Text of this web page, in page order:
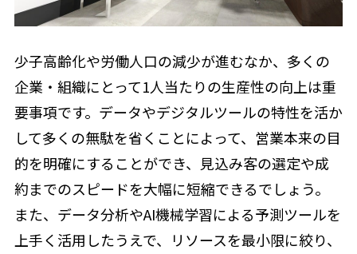
少子高齢化や労働人口の減少が進むなか、多くの
企業・組織にとって1人当たりの生産性の向上は重
要事項です。データやデジタルツールの特性を活か
して多くの無駄を省くことによって、営業本来の目
的を明確にすることができ、見込み客の選定や成
約までのスピードを大幅に短縮できるでしょう。
また、データ分析やAI機械学習による予測ツールを
上手く活用したうえで、リソースを最小限に絞り、